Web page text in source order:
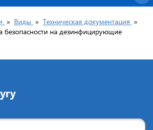
» Виды » Техническая документация »
безопасности на дезинфицирующие